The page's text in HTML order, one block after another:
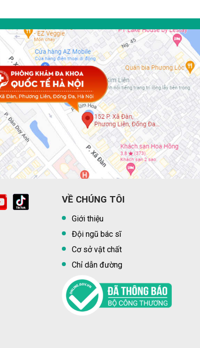
VỀ CHÚNG TÔI
Giới thiệu
Đội ngũ bác sĩ
Cơ sở vật chất
Chỉ dẫn đường